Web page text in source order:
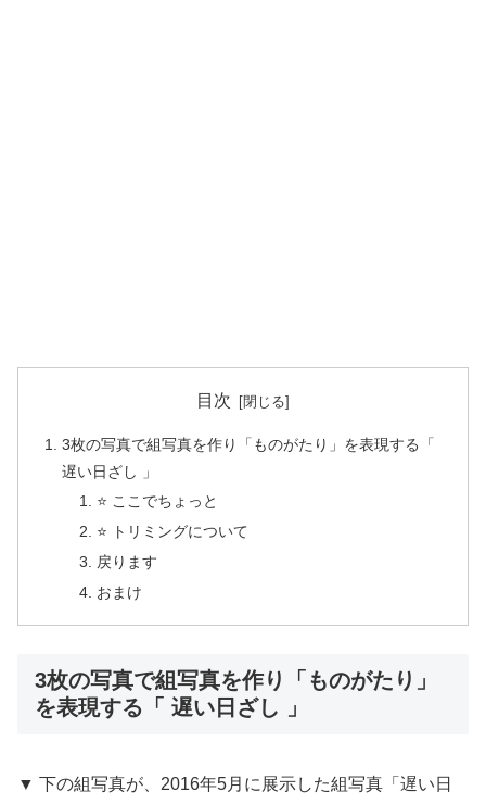
目次
3枚の写真で組写真を作り「ものがたり」を表現する「
遅い日ざし 」
⭐️ ここでちょっと
⭐️ トリミングについて
戻ります
おまけ
3枚の写真で組写真を作り「ものがたり」
を表現する「 遅い日ざし 」
▼ 下の組写真が、2016年5月に展示した組写真「遅い日